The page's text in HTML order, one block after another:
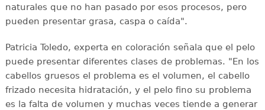
naturales que no han pasado por esos procesos, pero
pueden presentar grasa, caspa o caída".
Patricia Toledo, experta en coloración señala que el pelo
puede presentar diferentes clases de problemas. "En los
cabellos gruesos el problema es el volumen, el cabello
frizado necesita hidratación, y el pelo fino su problema
es la falta de volumen y muchas veces tiende a generar